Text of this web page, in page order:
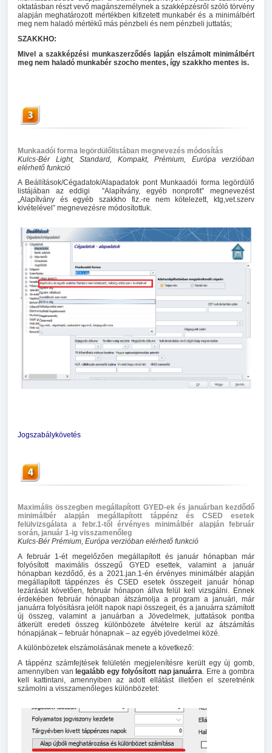
oktatásban részt vevő magánszemélynek a szakképzésről szóló törvény
alapján meghatározott mértékben kifizetett munkabér és a minimálbért
meg nem haladó mértékű más pénzbeli és nem pénzbeli juttatás;
SZAKKHO:
Mivel a szakképzési munkaszerződés lapján elszámolt minimálbért
meg nem haladó munkabér szocho mentes, így szakkho mentes is.
Munkaadói forma legördülőlistában megnevezés módosítás
Kulcs-Bér Light, Standard, Kompakt, Prémium, Európa verzióban
elérhető funkció
A Beállítások/Cégadatok/Alapadatok pont Munkaadói forma legördülő
listájában az eddigi ”Alapítvány, egyéb nonprofit” megnevezést
„Alapítvány és egyéb szakkho fiz.-re nem kötelezett, ktg,vet.szerv
kivételével” megnevezésre módosítottuk.
Jogszabálykövetés
Maximális összegben megállapított GYED-ek és januárban kezdődő
minimálbér alapján megállapított táppénz és CSED esetek
felülvizsgálata a febr.1-től érvényes minimálbér alapján február
során, január 1-ig visszamenőleg
Kulcs-Bér Prémium, Európa verzióban elérhető funkció
A február 1-ét megelőzően megállapított és január hónapban már
folyósított maximális összegű GYED esettek, valamint a január
hónapban kezdődő, és a 2021.jan.1-én érvényes minimálbér alapján
megállapított táppénzes és CSED esetek összegeit január hónap
lezárását követően, február hónapon állva felül kell vizsgálni. Ennek
érdekében február hónapban átszámolja a program a januári, már
januárra folyósításra jelölt napok napi összegeit, és a januárra számított
új összeg, valamint a januárban a Jövedelmek, juttatások pontba
átkerült eredeti összeg különbözete átvételre kerül az átszámítás
hónapjának – február hónapnak – az egyéb jövedelmei közé.
A különbözetek elszámolásának menete a következő:
A táppénz számfejtések felületén megjelenítésre került egy új gomb,
amennyiben van legalább egy folyósított nap januárra. Erre a gombra
kell kattintani, amennyiben az adott ellátást illetően el szeretnénk
számolni a visszamenőleges különbözetet: